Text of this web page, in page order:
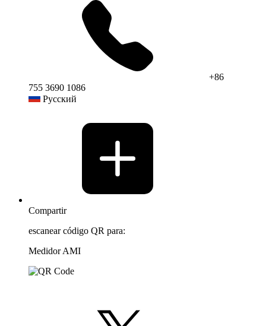
+86
755 3690 1086
Русский
Compartir
escanear código QR para:
Medidor AMI